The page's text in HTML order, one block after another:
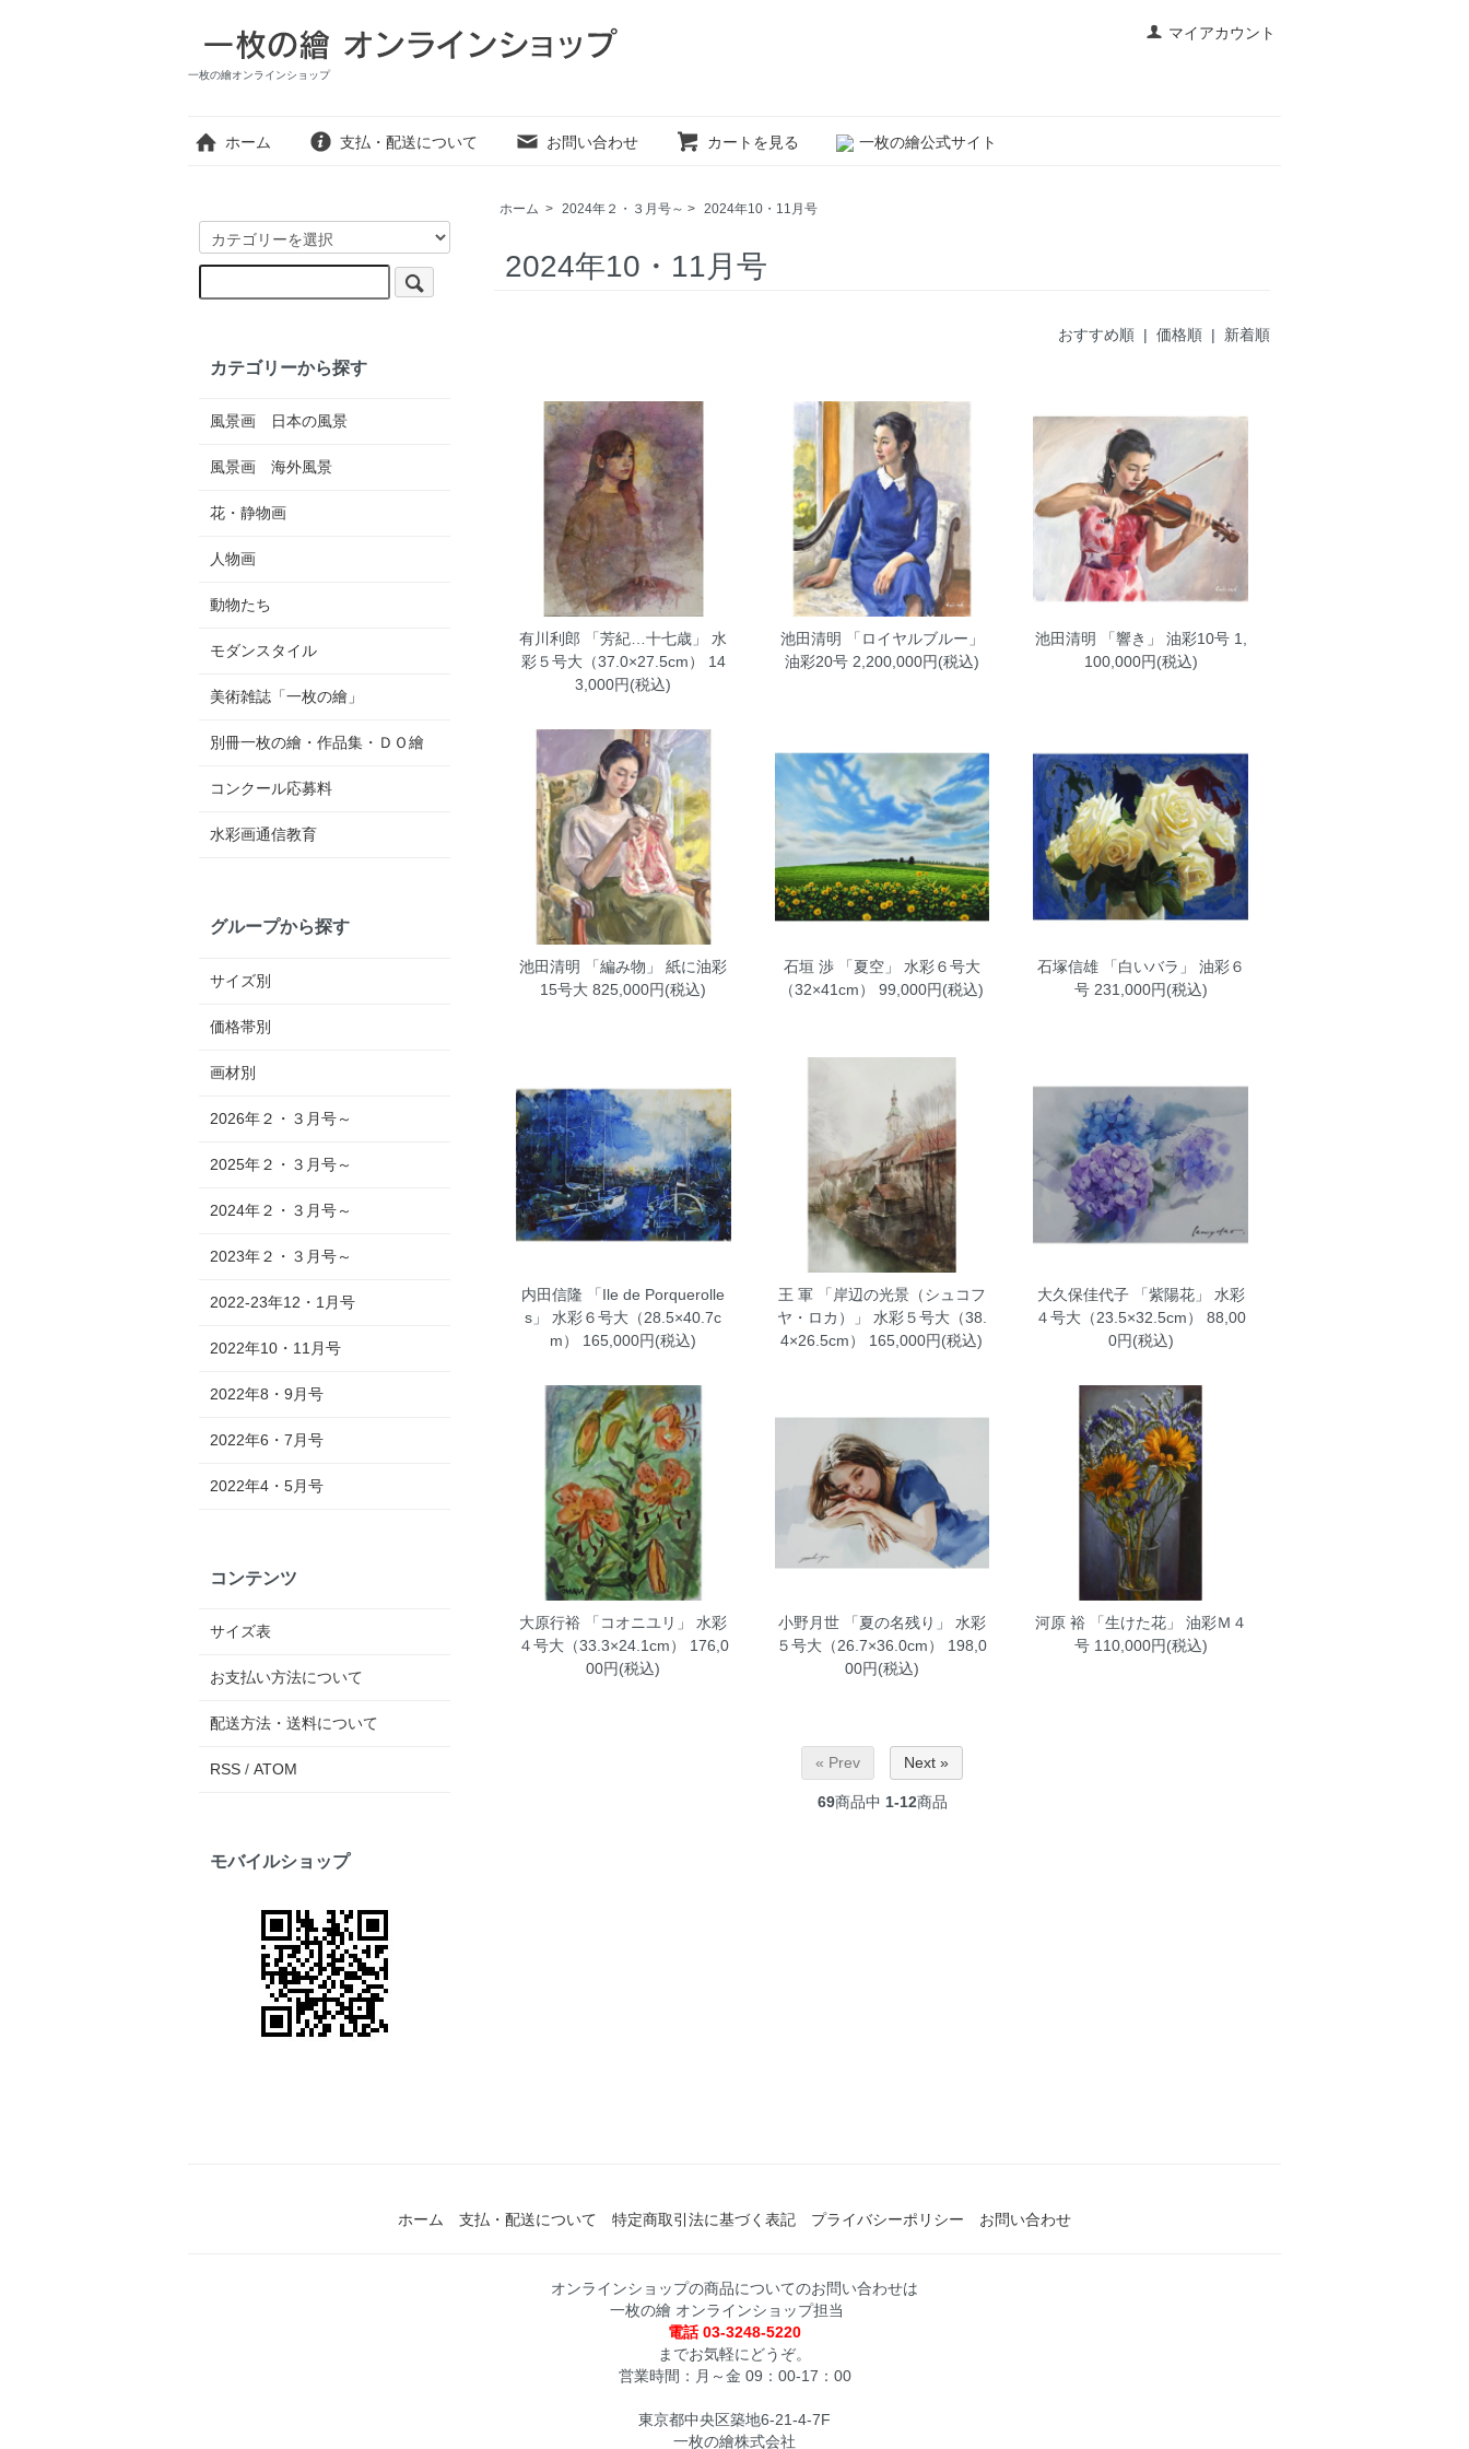
マイアカウント
一枚の繪オンラインショップ
ホーム 支払・配送について お問い合わせ カートを見る 一枚の繪公式サイト
ホーム > 2024年２・３月号～ > 2024年10・11月号
2024年10・11月号
おすすめ順 | 価格順 | 新着順
有川利郎 「芳紀…十七歳」 水
彩５号大（37.0×27.5cm）
14
3,000円(税込)
池田清明 「ロイヤルブルー」
油彩20号2,200,000円(税込)
池田清明 「響き」 油彩10号1,
100,000円(税込)
池田清明 「編み物」 紙に油彩
15号大 825,000円(税込)
石垣 渉 「夏空」 水彩６号大
（32×41cm）
99,000円(税込)
石塚信雄 「白いバラ」 油彩６
号231,000円(税込)
内田信隆 「Ile de Porquerolle
s」 水彩６号大（28.5×40.7c
m）
165,000円(税込)
王 軍 「岸辺の光景（シュコフ
ヤ・ロカ）」 水彩５号大（38.
4×26.5cm）
165,000円(税込)
大久保佳代子 「紫陽花」 水彩
４号大（23.5×32.5cm）
88,00
0円(税込)
大原行裕 「コオニユリ」 水彩
４号大（33.3×24.1cm）
176,0
00円(税込)
小野月世 「夏の名残り」 水彩
５号大（26.7×36.0cm）
198,0
00円(税込)
河原 裕 「生けた花」 油彩Ｍ４
号110,000円(税込)
« Prev Next »
69商品中 1-12商品
カテゴリーから探す
風景画 日本の風景
風景画 海外風景
花・静物画
人物画
動物たち
モダンスタイル
美術雑誌「一枚の繪」
別冊一枚の繪・作品集・ＤＯ繪
コンクール応募料
水彩画通信教育
グループから探す
サイズ別
価格帯別
画材別
2026年２・３月号～
2025年２・３月号～
2024年２・３月号～
2023年２・３月号～
2022-23年12・1月号
2022年10・11月号
2022年8・9月号
2022年6・7月号
2022年4・5月号
コンテンツ
サイズ表
お支払い方法について
配送方法・送料について
RSS / ATOM
モバイルショップ
ホーム 支払・配送について 特定商取引法に基づく表記 プライバシーポリシー お問い合わせ
オンラインショップの商品についてのお問い合わせは
一枚の繪 オンラインショップ担当
電話 03-3248-5220
までお気軽にどうぞ。
営業時間：月～金 09：00-17：00
東京都中央区築地6-21-4-7F
一枚の繪株式会社